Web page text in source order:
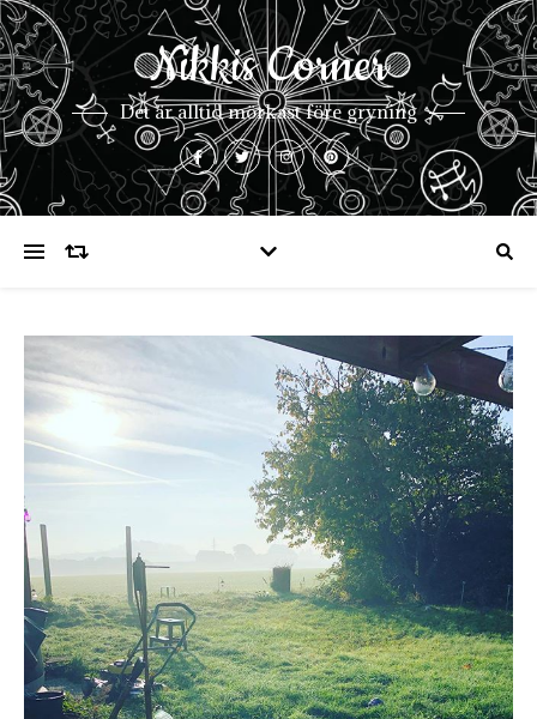
Nikkis Corner
Det är alltid mörkast före gryning